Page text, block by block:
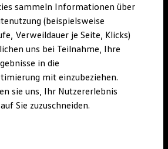
Gewinn
sammeln Informationen über
(beispielsweise
Verweildauer je Seite, Klicks)
uns bei Teilnahme, Ihre
in die
mit einzubeziehen.
sie uns, Ihr Nutzererlebnis
Sie zuzuschneiden.